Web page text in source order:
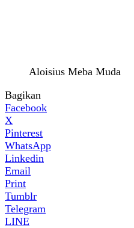
Aloisius Meba Muda
Bagikan
Facebook
X
Pinterest
WhatsApp
Linkedin
Email
Print
Tumblr
Telegram
LINE